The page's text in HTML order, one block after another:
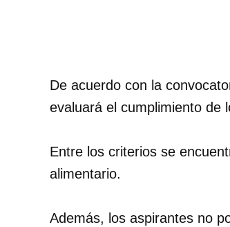
De acuerdo con la
evaluará el cumplimiento de
Entre los criterios se
alimentario.
Además, los aspirantes no